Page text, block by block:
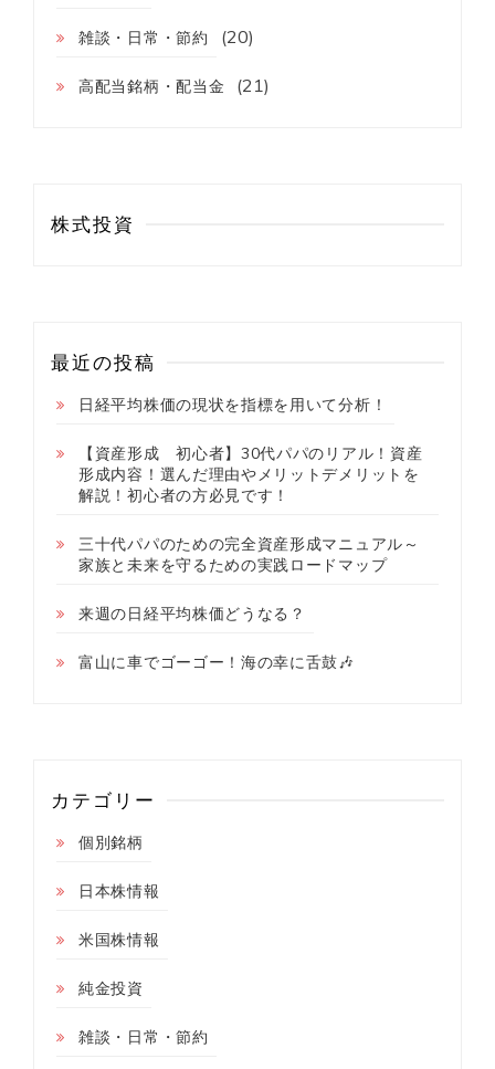
雑談・日常・節約 (20)
高配当銘柄・配当金 (21)
株式投資
最近の投稿
日経平均株価の現状を指標を用いて分析！
【資産形成 初心者】30代パパのリアル！資産
形成内容！選んだ理由やメリットデメリットを
解説！初心者の方必見です！
三十代パパのための完全資産形成マニュアル～
家族と未来を守るための実践ロードマップ
来週の日経平均株価どうなる？
富山に車でゴーゴー！海の幸に舌鼓🎶
カテゴリー
個別銘柄
日本株情報
米国株情報
純金投資
雑談・日常・節約